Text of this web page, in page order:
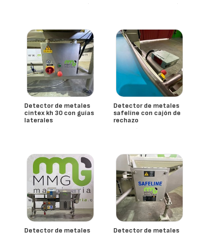
- España - España
Detector de metales
cintex kh 30 con guías
laterales
- España
Detector de metales
safeline con cajón de
rechazo
- España
Detector de metales
Detector de metales